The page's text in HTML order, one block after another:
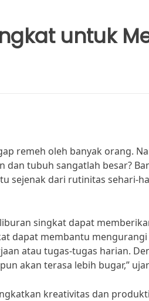
untuk
remeh oleh banyak orang.
tubuh sangatlah besar?
sejenak dari rutinitas sehari-
singkat dapat
dapat membantu
atau tugas-tugas harian.
akan terasa lebih bugar,”
kreativitas dan